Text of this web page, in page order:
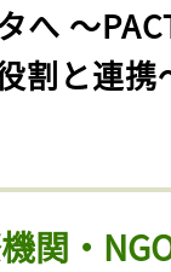
へ 〜
割と連携
関・